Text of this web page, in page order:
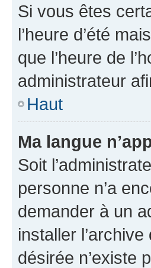
Si vous êtes
l’heure d’été
que l’heure de
administrateur
Haut
Ma langue
Soit
personne n’a
demander à un
installer
désirée n’existe